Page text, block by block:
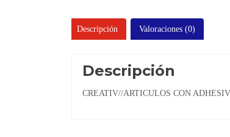
Descripción Valoraciones (0)
Descripción
CREATIV//ARTICULOS CON